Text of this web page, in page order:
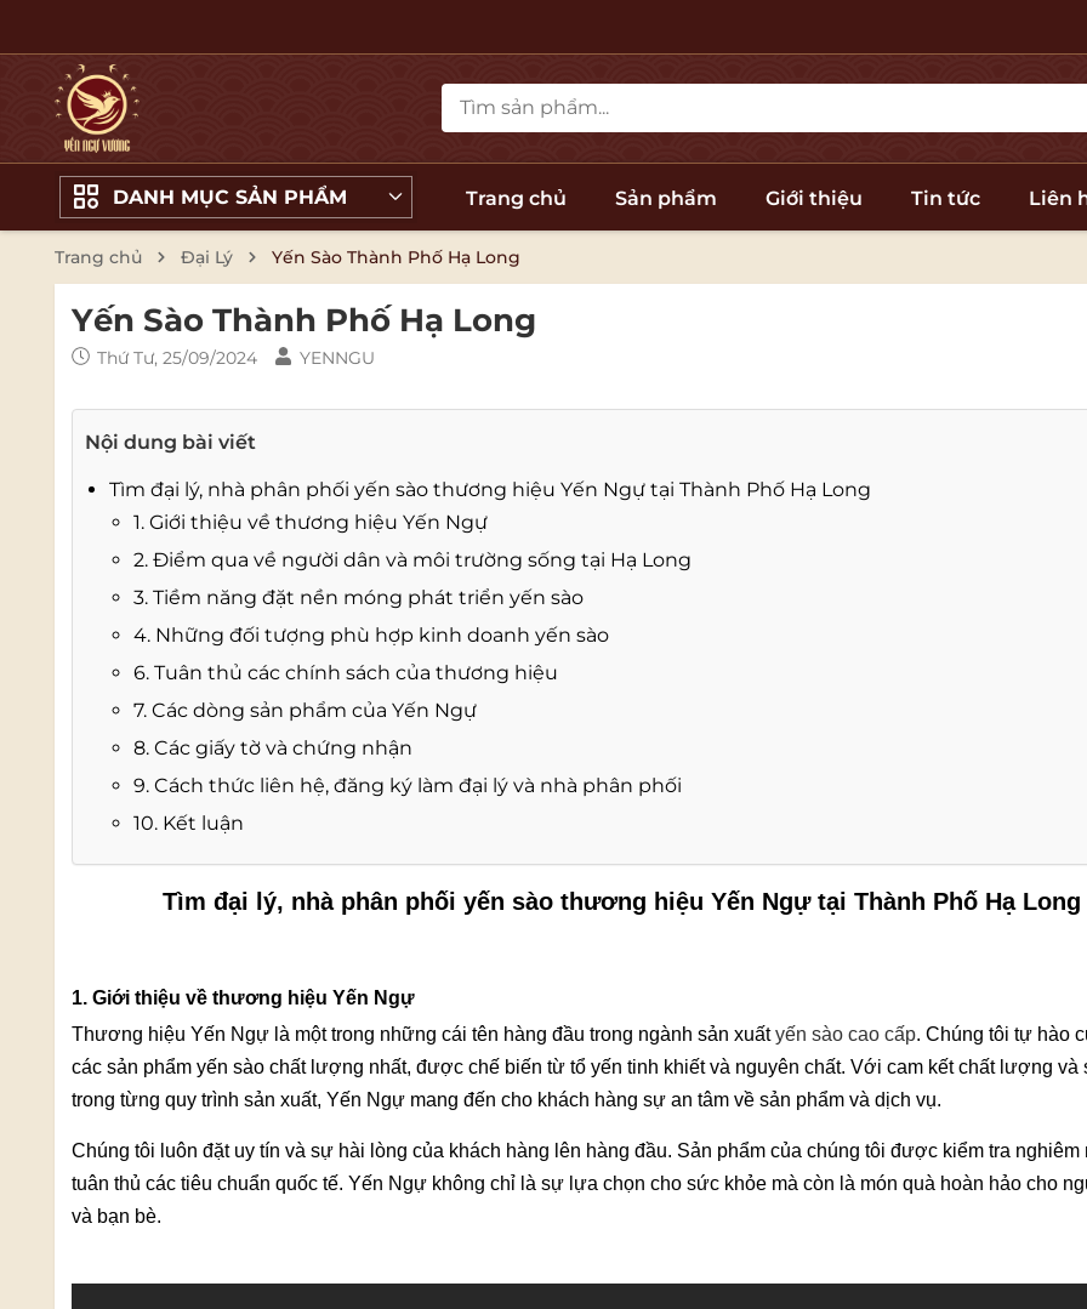
DANH MỤC SẢN PHẨM Trang chủ Sản phẩm Giới thiệu Tin tức Liên
Trang chủ Đại Lý Yến Sào Thành Phố Hạ Long
Yến Sào Thành Phố Hạ Long
Thứ Tư, 25/09/2024 YENNGU
Nội dung bài viết
Tìm đại lý, nhà phân phối yến sào thương hiệu Yến Ngự tại Thành Phố Hạ Long
1. Giới thiệu về thương hiệu Yến Ngự
2. Điểm qua về người dân và môi trường sống tại Hạ Long
3. Tiềm năng đặt nền móng phát triển yến sào
4. Những đối tượng phù hợp kinh doanh yến sào
6. Tuân thủ các chính sách của thương hiệu
7. Các dòng sản phẩm của Yến Ngự
8. Các giấy tờ và chứng nhận
9. Cách thức liên hệ, đăng ký làm đại lý và nhà phân phối
10. Kết luận
Tìm đại lý, nhà phân phối yến sào thương hiệu Yến Ngự tại Thành Phố Hạ Long
1. Giới thiệu về thương hiệu Yến Ngự
Thương hiệu Yến Ngự là một trong những cái tên hàng đầu trong ngành sản xuấtyến sào cao cấp. Chúng tôi tự hào
các sản phẩm yến sào chất lượng nhất, được chế biến từ tổ yến tinh khiết và nguyên chất. Với cam kết chất lượng và
trong từng quy trình sản xuất, Yến Ngự mang đến cho khách hàng sự an tâm về sản phẩm và dịch vụ.
Chúng tôi luôn đặt uy tín và sự hài lòng của khách hàng lên hàng đầu. Sản phẩm của chúng tôi được kiểm tra nghiêm
tuân thủ các tiêu chuẩn quốc tế. Yến Ngự không chỉ là sự lựa chọn cho sức khỏe mà còn là món quà hoàn hảo cho
và bạn bè.